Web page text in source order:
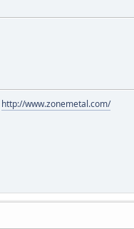
http://www.zonemetal.com/